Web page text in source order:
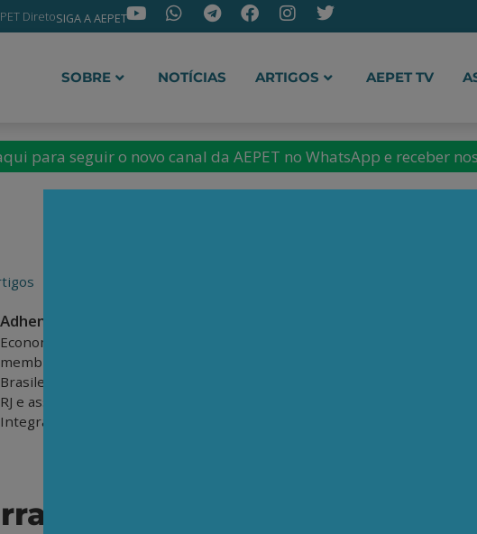
DiretoSIGA A AEPET
SOBRE NOTÍCIAS ARTIGOS AEPET TV
para seguir o novo canal da AEPET no WhatsApp e receber
Adhemar Mineiro
Economista, doutorando do PPGCTIA/UFRRJ,
membro da Coordenação da Associação
Brasileira de Economistas pela Democracia-
RJ e assessor da Rede Brasileira pela
Integração dos Povos.